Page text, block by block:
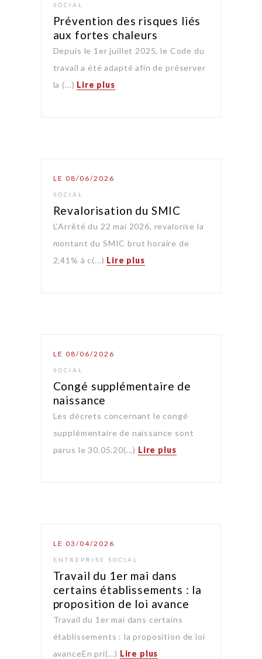
SOCIAL
Prévention des risques liés
aux fortes chaleurs
Depuis le 1er juillet 2025, le Code du
travail a été adapté afin de préserver
la (...) Lire plus
LE 08/06/2026
SOCIAL
Revalorisation du SMIC
L’Arrêté du 22 mai 2026, revalorise la
montant du SMIC brut horaire de
2,41% à c(...) Lire plus
LE 08/06/2026
SOCIAL
Congé supplémentaire de
naissance
Les décrets concernant le congé
supplémentaire de naissance sont
parus le 30.05.20(...) Lire plus
LE 03/04/2026
ENTREPRISE SOCIAL
Travail du 1er mai dans
certains établissements : la
proposition de loi avance
Travail du 1er mai dans certains
établissements : la proposition de loi
avanceEn pri(...) Lire plus